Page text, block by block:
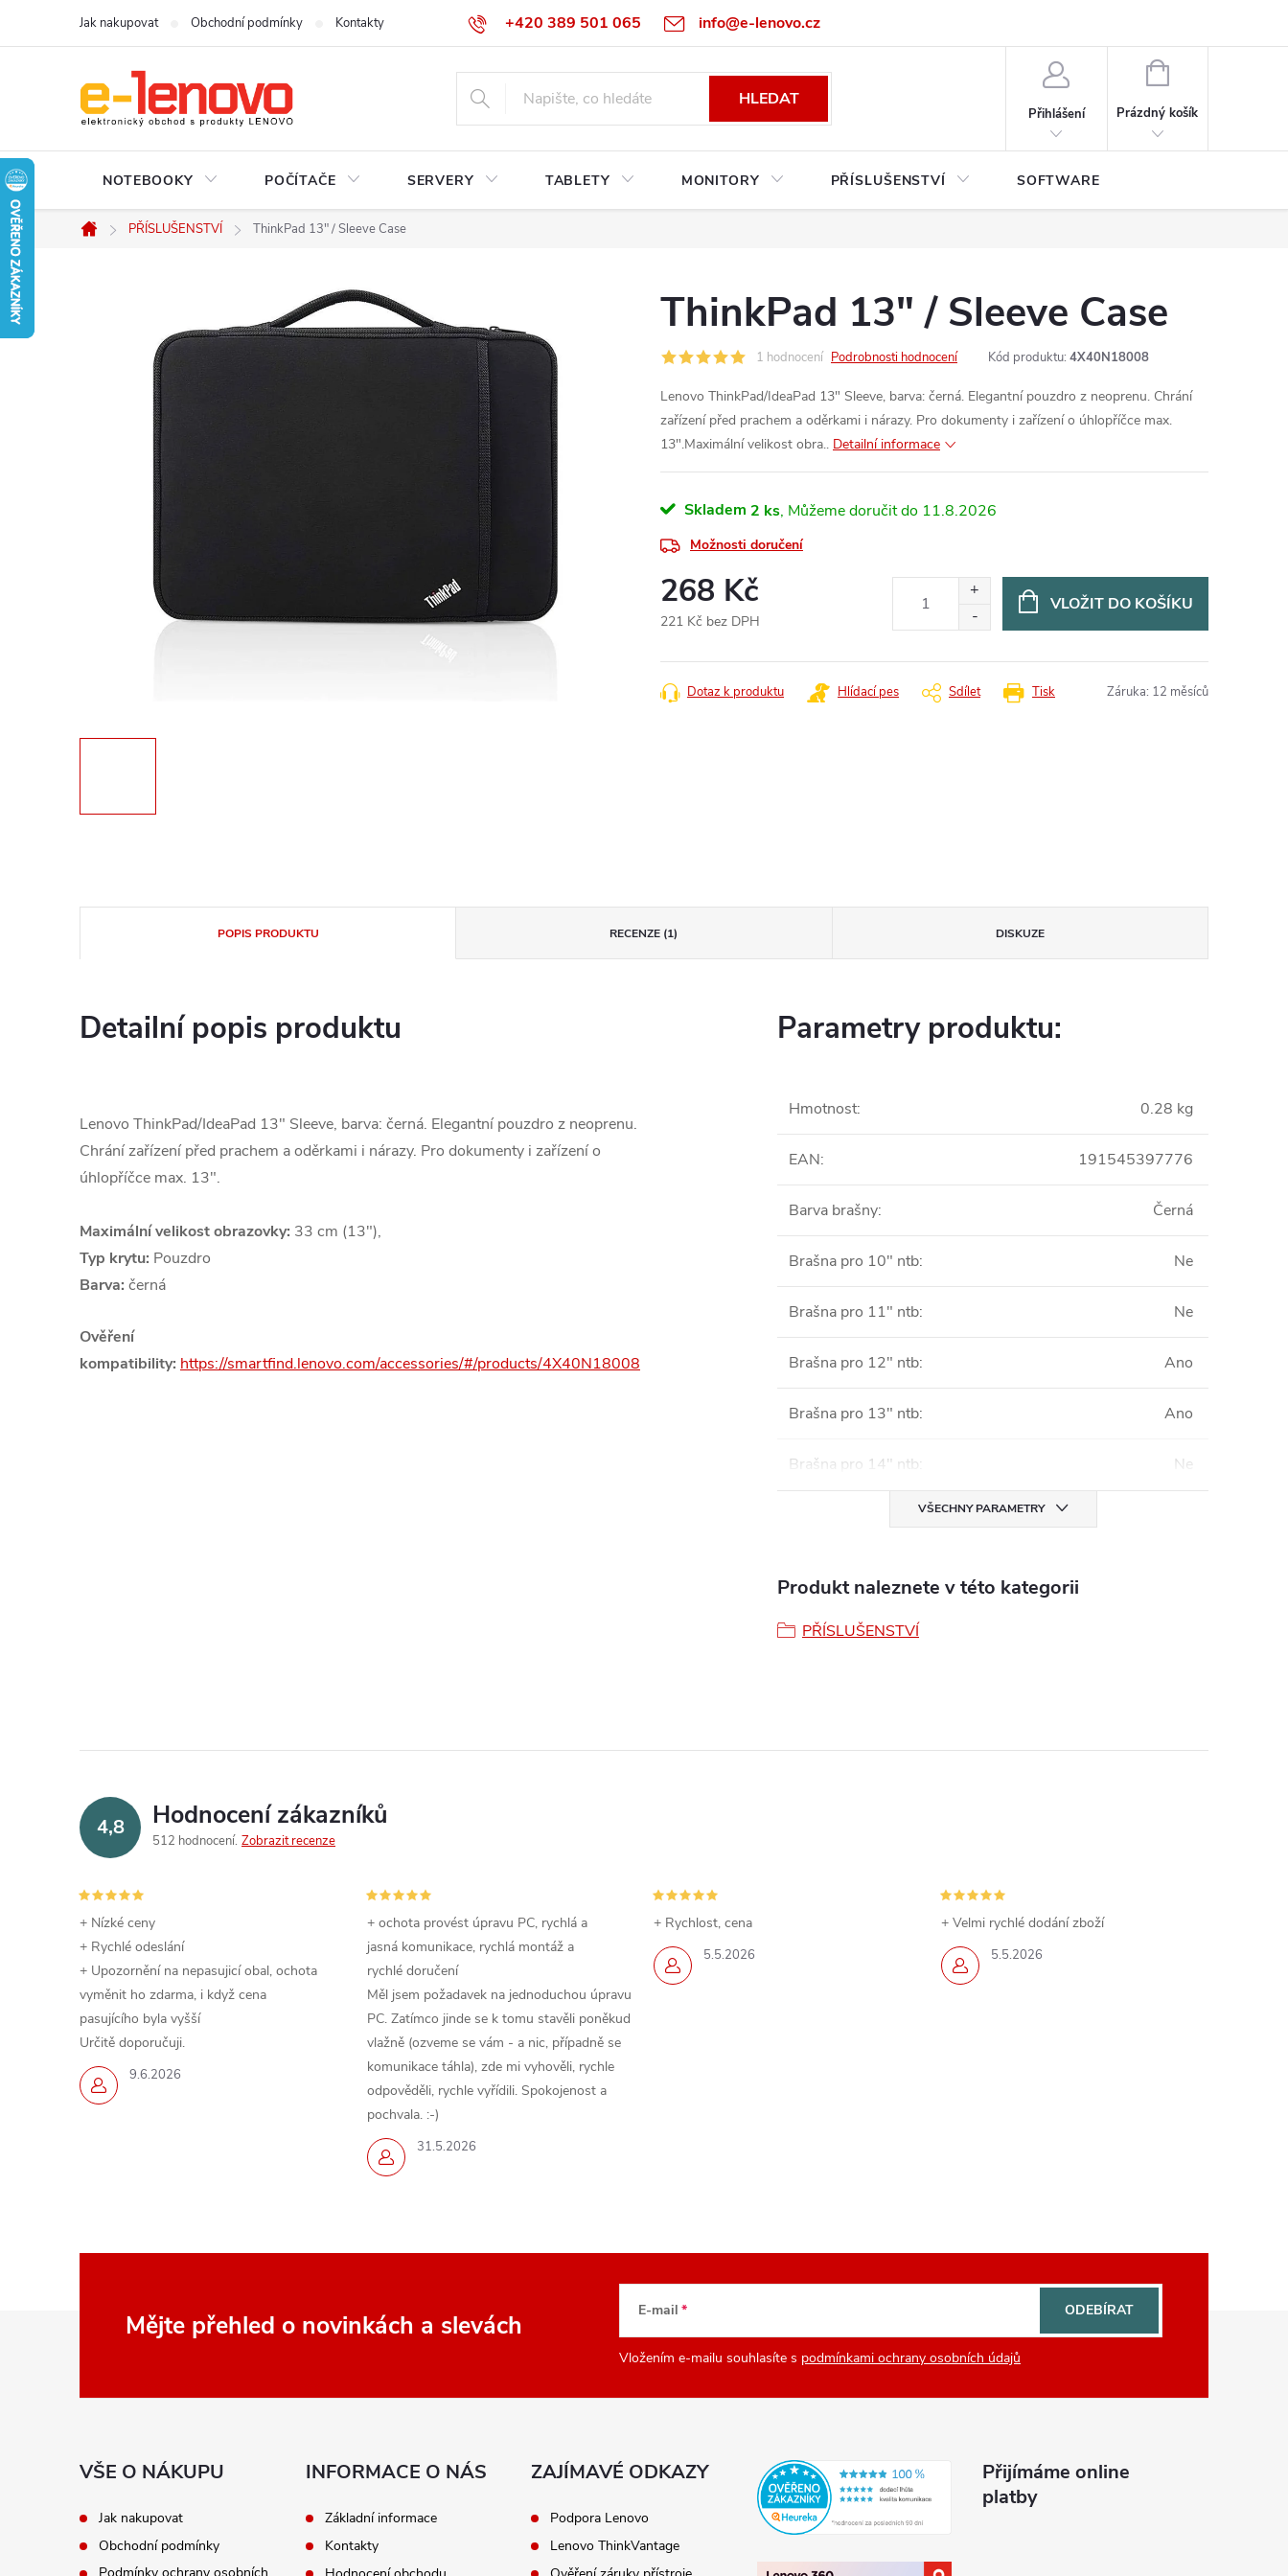
+420 389 501 065 info@e-lenovo.cz
Jak nakupovat Obchodní podmínky Kontakty
HLEDAT
Přihlášení
NÁKUPNÍ
Prázdný košík
NOTEBOOKY POČÍTAČE SERVERY TABLETY MONITORY PŘÍSLUŠENSTVÍ SOFTWARE
Domů
PŘÍSLUŠENSTVÍ ThinkPad 13" / Sleeve Case
ThinkPad 13" / Sleeve Case
1 hodnocení Podrobnosti hodnocení Kód produktu: 4X40N18008
Lenovo ThinkPad/IdeaPad 13" Sleeve, barva: černá. Elegantní pouzdro z neoprenu. Chrání
zařízení před prachem a oděrkami i nárazy. Pro dokumenty i zařízení o úhlopříčce max.
13".Maximální velikost obra.. Detailní informace
Skladem 2 ks 11.8.2026
Možnosti doručení
268 Kč
221 Kč bez DPH
cena:
VLOŽIT DO KOŠÍKU
Tisk
Dotaz k produktu Hlídací pes Sdílet Záruka: 12 měsíců
POPIS PRODUKTU RECENZE (1) DISKUZE
Detailní popis produktu
Lenovo ThinkPad/IdeaPad 13" Sleeve, barva: černá. Elegantní pouzdro z neoprenu.
Chrání zařízení před prachem a oděrkami i nárazy. Pro dokumenty i zařízení o
úhlopříčce max. 13".
Maximální velikost obrazovky: 33 cm (13"),
Typ krytu: Pouzdro
Barva: černá
Ověření
kompatibility: https://smartfind.lenovo.com/accessories/#/products/4X40N18008
Parametry produktu:
Hmotnost: 0.28 kg
EAN: 191545397776
Barva brašny: Černá
Brašna pro 10" ntb: Ne
Brašna pro 11" ntb: Ne
Brašna pro 12" ntb: Ano
Brašna pro 13" ntb: Ano
Brašna pro 14" ntb: Ne
VŠECHNY PARAMETRY
Produkt naleznete v této kategorii
PŘÍSLUŠENSTVÍ
4,8 Hodnocení zákazníků
512 hodnocení Zobrazit recenze
9.6.2026
+ Nízké ceny
+ Rychlé odeslání
+ Upozornění na nepasujicí obal, ochota
vyměnit ho zdarma, i když cena
pasujícího byla vyšší
Určitě doporučuji.
31.5.2026
+ ochota provést úpravu PC, rychlá a
jasná komunikace, rychlá montáž a
rychlé doručení
Měl jsem požadavek na jednoduchou úpravu
PC. Zatímco jinde se k tomu stavěli poněkud
vlažně (ozveme se vám - a nic, případně se
komunikace táhla), zde mi vyhověli, rychle
odpověděli, rychle vyřídili. Spokojenost a
pochvala. :-)
5.5.2026
+ Rychlost, cena
5.5.2026
+ Velmi rychlé dodání zboží
Mějte přehled o novinkách a slevách E-mail
Vložením e-mailu souhlasíte s podmínkami ochrany osobních údajů
ODEBÍRAT
VŠE O NÁKUPU
Jak nakupovat
Obchodní podmínky
INFORMACE O NÁS
Základní informace
Kontakty
ZAJÍMAVÉ ODKAZY
Podpora Lenovo
Lenovo ThinkVantage
Přijímáme online
platby